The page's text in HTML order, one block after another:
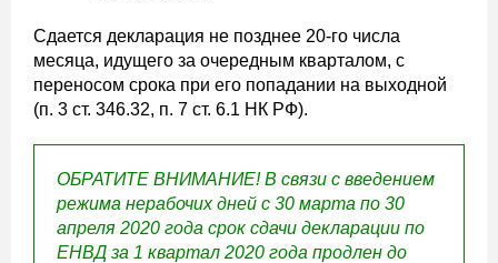
Сдается декларация не позднее 20-го числа
месяца, идущего за очередным кварталом, с
переносом срока при его попадании на выходной
(п. 3 ст. 346.32, п. 7 ст. 6.1 НК РФ).
ОБРАТИТЕ ВНИМАНИЕ! В связи с введением
режима нерабочих дней с 30 марта по 30
апреля 2020 года срок сдачи декларации по
ЕНВД за 1 квартал 2020 года продлен до